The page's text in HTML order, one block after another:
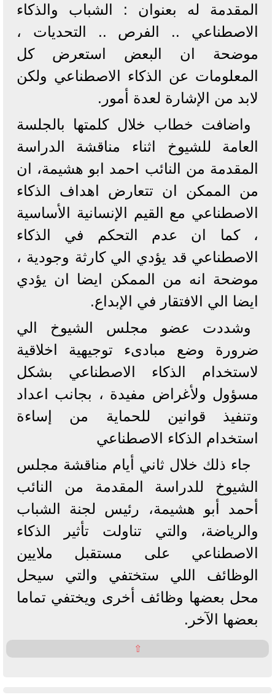
المقدمة له بعنوان : الشباب والذكاء
الاصطناعي .. الفرص .. التحديات ،
موضحة ان البعض استعرض كل
المعلومات عن الذكاء الاصطناعي ولكن
لابد من الإشارة لعدة أمور.
واضافت خطاب خلال كلمتها بالجلسة
العامة للشيوخ اثناء مناقشة الدراسة
المقدمة من النائب احمد ابو هشيمة، ان
من الممكن ان تتعارض اهداف الذكاء
الاصطناعي مع القيم الإنسانية الأساسية
، كما ان عدم التحكم في الذكاء
الاصطناعي قد يؤدي الي كارثة وجودية ،
موضحة انه من الممكن ايضا ان يؤدي
ايضا الي الافتقار في الإبداع.
وشددت عضو مجلس الشيوخ الي
ضرورة وضع مبادىء توجيهية اخلاقية
لاستخدام الذكاء الاصطناعي بشكل
مسؤول ولأغراض مفيدة ، بجانب اعداد
وتنفيذ قوانين للحماية من إساءة
استخدام الذكاء الاصطناعي
جاء ذلك خلال ثاني أيام مناقشة مجلس
الشيوخ للدراسة المقدمة من النائب
أحمد أبو هشيمة، رئيس لجنة الشباب
والرياضة، والتي تناولت تأثير الذكاء
الاصطناعي على مستقبل ملايين
الوظائف اللي ستختفي والتي سيحل
محل بعضها وظائف أخرى ويختفي تماما
بعضها الآخر.
⇧